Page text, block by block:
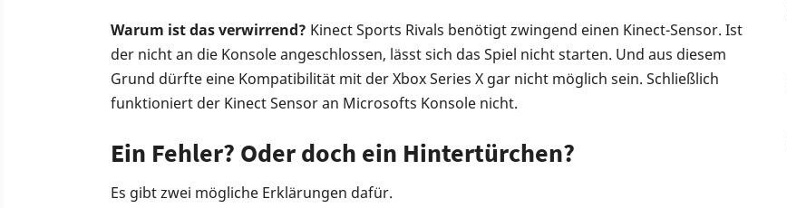
Warum ist das verwirrend? Kinect Sports Rivals benötigt zwingend einen Kinect-Sensor. Ist
der nicht an die Konsole angeschlossen, lässt sich das Spiel nicht starten. Und aus diesem
Grund dürfte eine Kompatibilität mit der Xbox Series X gar nicht möglich sein. Schließlich
funktioniert der Kinect Sensor an Microsofts Konsole nicht.
Ein Fehler? Oder doch ein Hintertürchen?
Es gibt zwei mögliche Erklärungen dafür.